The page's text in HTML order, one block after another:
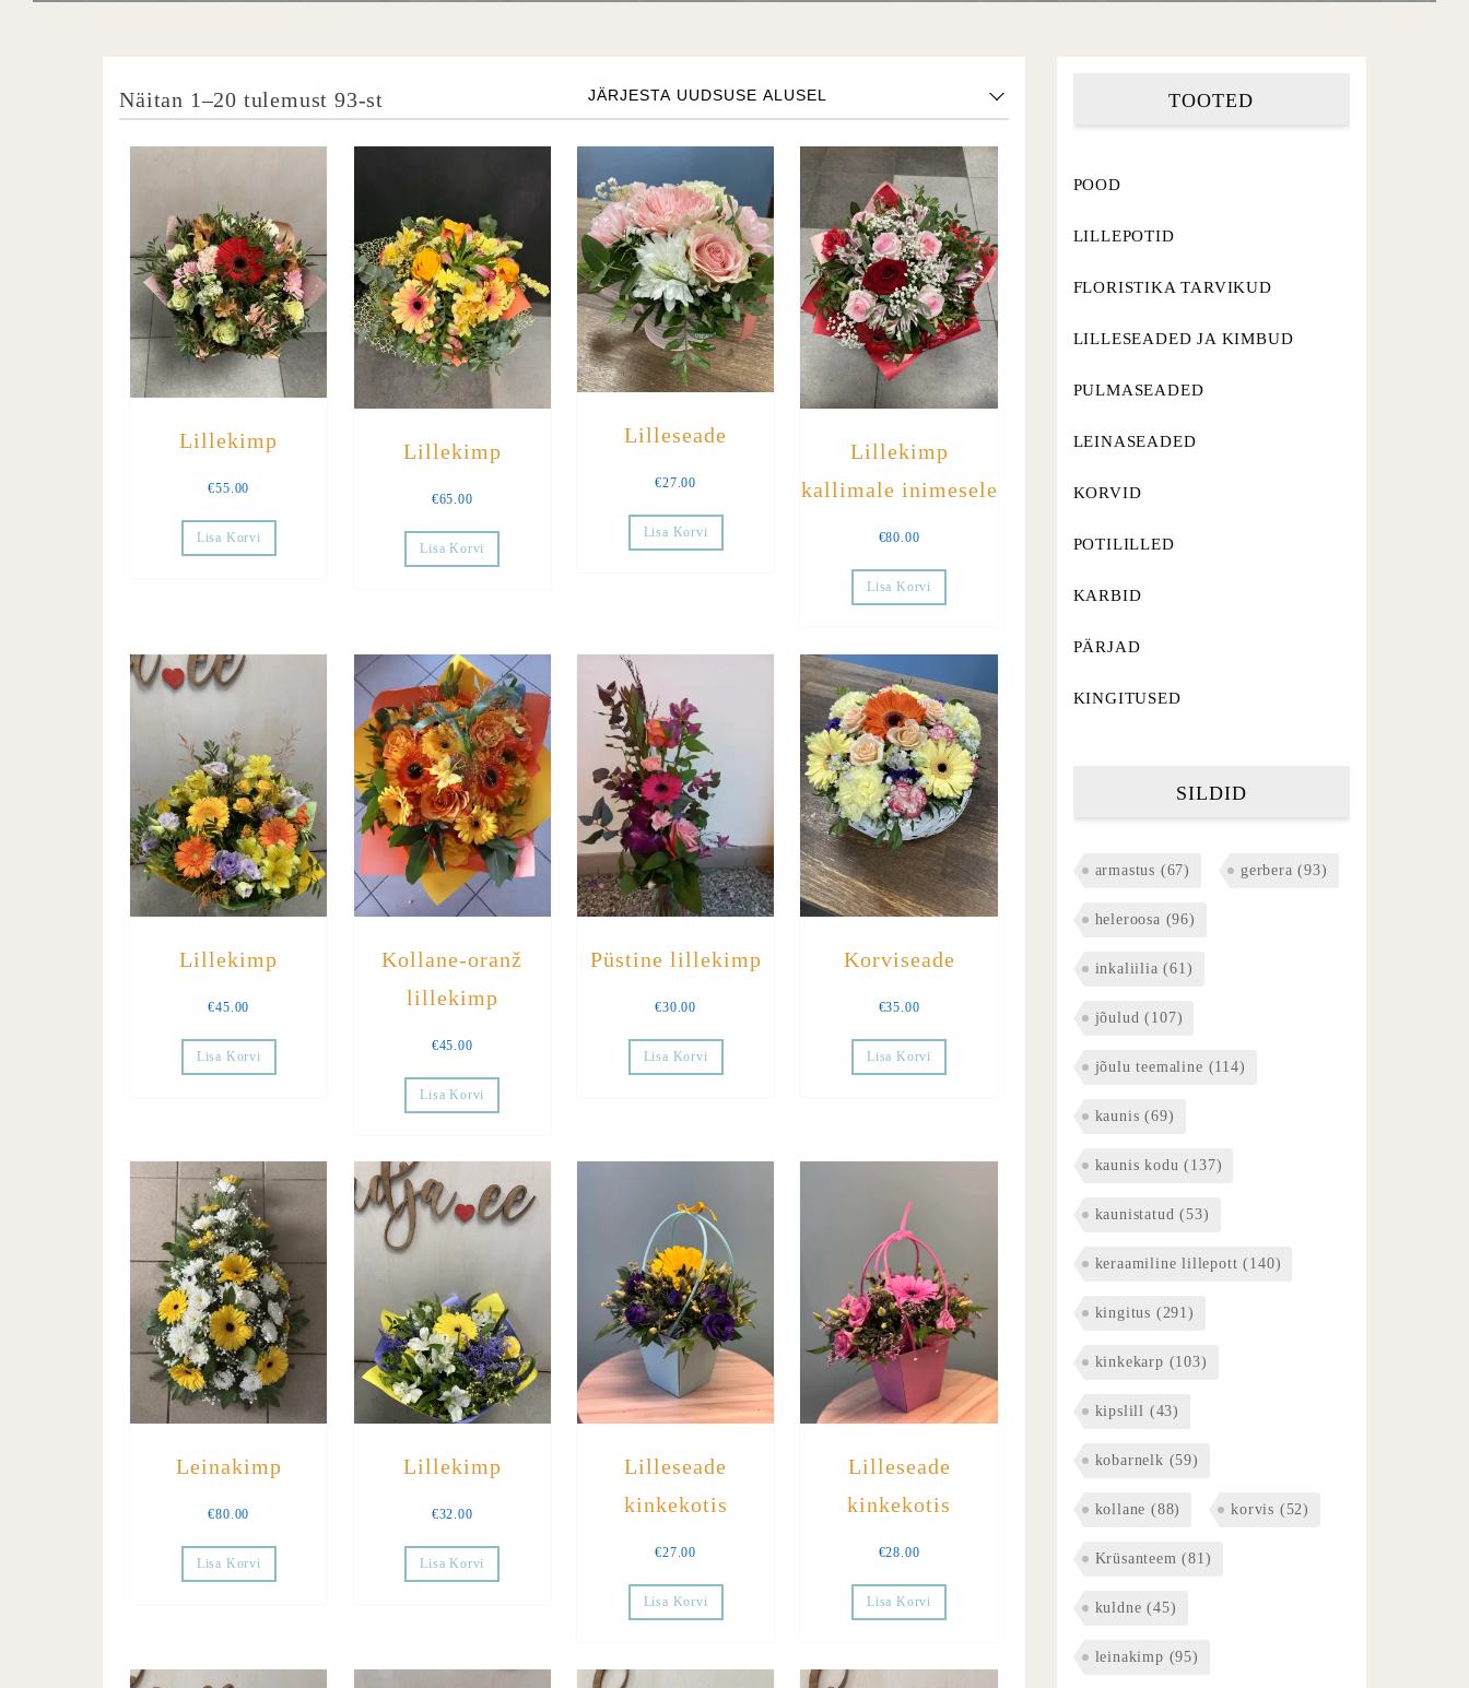
Näitan 1–20 tulemust 93-st
Lillekimp
€55.00
Lisa Korvi
Lillekimp
€65.00
Lisa Korvi
Lilleseade
€27.00
Lisa Korvi
Lillekimp
kallimale inimesele
€80.00
Lisa Korvi
Lillekimp
€45.00
Lisa Korvi
Kollane-oranž
lillekimp
€45.00
Lisa Korvi
Püstine lillekimp
€30.00
Lisa Korvi
Korviseade
€35.00
Lisa Korvi
Leinakimp
€80.00
Lisa Korvi
Lillekimp
€32.00
Lisa Korvi
Lilleseade
kinkekotis
€27.00
Lisa Korvi
Lilleseade
kinkekotis
€28.00
Lisa Korvi
TOOTED
POOD
LILLEPOTID
FLORISTIKA TARVIKUD
LILLESEADED JA KIMBUD
PULMASEADED
LEINASEADED
KORVID
POTILILLED
KARBID
PÄRJAD
KINGITUSED
SILDID
armastus (67) gerbera (93)
heleroosa (96)
inkaliilia (61)
jõulud (107)
jõulu teemaline (114)
kaunis (69)
kaunis kodu (137)
kaunistatud (53)
keraamiline lillepott (140)
kingitus (291)
kinkekarp (103)
kipslill (43)
kobarnelk (59)
kollane (88) korvis (52)
Krüsanteem (81)
kuldne (45)
leinakimp (95)